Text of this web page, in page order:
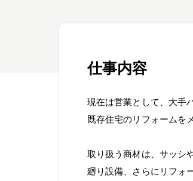
仕事内容
現在は営業として、大手
既存住宅のリフォームを
取り扱う商材は、サッシ
廻り設備、さらにリフォ